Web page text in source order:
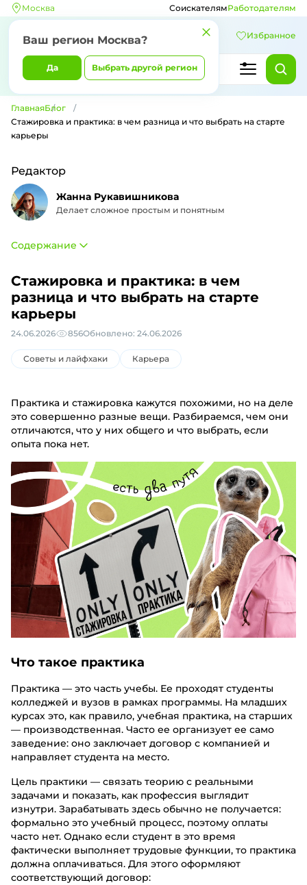
Москва
Ваш регион Москва?
Да Выбрать другой регион
СоискателямРаботодателям
Избранное
ГлавнаяБлог
Стажировка и практика: в чем разница и что выбрать на старте
карьеры
Стажировка и практика: в чем
разница и что выбрать на старте
карьеры
24.06.2026 856Обновлено: 24.06.2026
Советы и лайфхаки Карьера
Практика и стажировка кажутся похожими, но на деле
это совершенно разные вещи. Разбираемся, чем они
отличаются, что у них общего и что выбрать, если
опыта пока нет.
Что такое практика
Практика — это часть учебы. Ее проходят студенты
колледжей и вузов в рамках программы. На младших
курсах это, как правило, учебная практика, на старших
— производственная. Часто ее организует ее само
заведение: оно заключает договор с компанией и
направляет студента на место.
Цель практики — связать теорию с реальными
задачами и показать, как профессия выглядит
изнутри. Зарабатывать здесь обычно не получается:
формально это учебный процесс, поэтому оплаты
часто нет. Однако если студент в это время
фактически выполняет трудовые функции, то практика
должна оплачиваться. Для этого оформляют
соответствующий договор:
Редактор
Жанна Рукавишникова
Делает сложное простым и понятным
Содержание